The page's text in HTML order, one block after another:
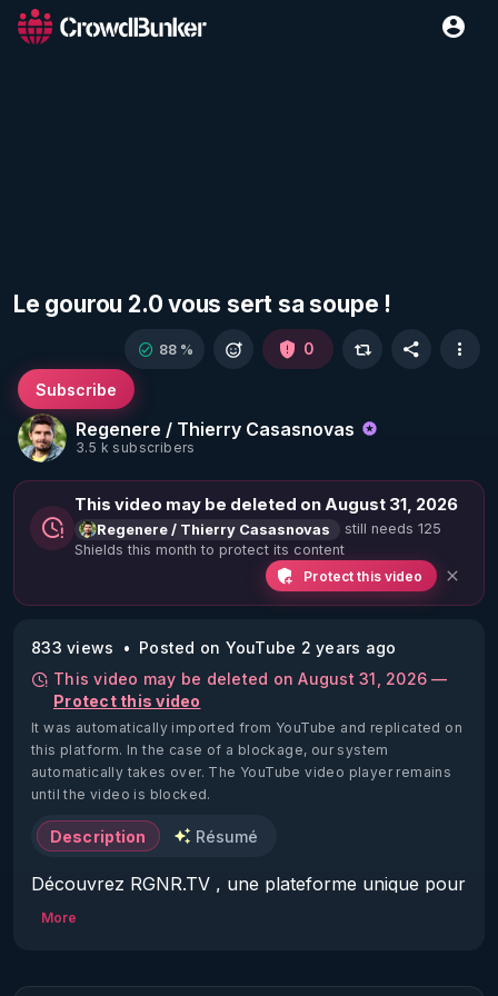
Le gourou 2.0 vous sert sa soupe !
Regenere / Thierry Casasnovas
3.5 k subscribers
Subscribe
88 % 0
This video may be deleted on August 31, 2026
Regenere / Thierry Casasnovas
still needs 125
Shields this month to protect its content
Protect this video
833 views
Posted on YouTube 2 years ago
This video may be deleted on August 31, 2026 —
Protect this video
It was automatically imported from YouTube and replicated on
this platform. In the case of a blockage, our system
automatically takes over. The YouTube video player remains
until the video is blocked.
Description Résumé
Découvrez RGNR.TV , une plateforme unique pour
accéder aux meilleures informations en terme de
More